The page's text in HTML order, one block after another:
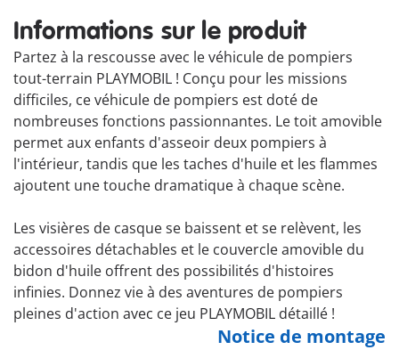
Informations sur le produit
Partez à la rescousse avec le véhicule de pompiers
tout-terrain PLAYMOBIL ! Conçu pour les missions
difficiles, ce véhicule de pompiers est doté de
nombreuses fonctions passionnantes. Le toit amovible
permet aux enfants d'asseoir deux pompiers à
l'intérieur, tandis que les taches d'huile et les flammes
ajoutent une touche dramatique à chaque scène.
Les visières de casque se baissent et se relèvent, les
accessoires détachables et le couvercle amovible du
bidon d'huile offrent des possibilités d'histoires
infinies. Donnez vie à des aventures de pompiers
pleines d'action avec ce jeu PLAYMOBIL détaillé !
Notice de montage